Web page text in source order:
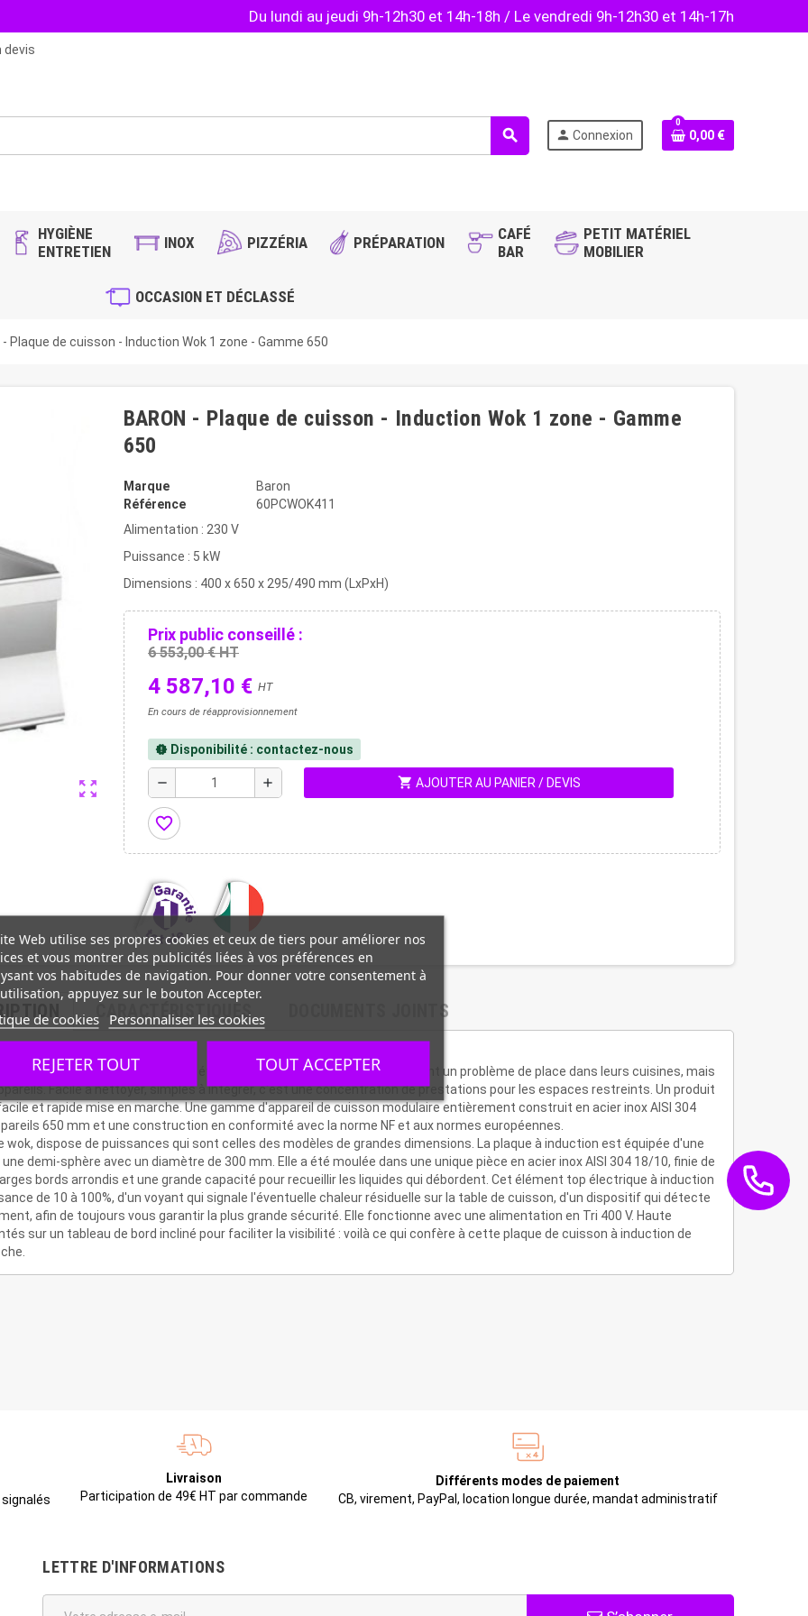
Du lundi au jeudi 9h-12h30 et 14h-18h / Le vendredi 9h-12h30 et 14h-17h
devis
search person Connexion
0
0,00 €
HYGIÈNE
ENTRETIEN
INOX PIZZÉRIA PRÉPARATION
CAFÉ
BAR
PETIT MATÉRIEL
MOBILIER
OCCASION ET DÉCLASSÉ
- Plaque de cuisson - Induction Wok 1 zone - Gamme 650
zoom_out_map
BARON - Plaque de cuisson - Induction Wok 1 zone - Gamme
650
Marque
Baron
Référence
60PCWOK411
Alimentation : 230 V
Puissance : 5 kW
Dimensions : 400 x 650 x 295/490 mm (LxPxH)
Prix public conseillé :
6 553,00 € HT
4 587,10 € HT
En cours de réapprovisionnement
new_releases Disponibilité : contactez-nous
remove add shopping_cart AJOUTER AU PANIER / DEVIS
favorite_border
CARACTÉRISTIQUES DOCUMENTS JOINTS
parti de la Gamme 650, qui a été étudiée pour les professionnels ayant un problème de place dans leurs cuisines, mais
Facile à nettoyer, simples à intégrer, c'est une concentration de prestations pour les espaces restreints. Un produit
et rapide mise en marche. Une gamme d'appareil de cuisson modulaire entièrement construit en acier inox AISI 304
650 mm et une construction en conformité avec la norme NF et aux normes européennes.
dispose de puissances qui sont celles des modèles de grandes dimensions. La plaque à induction est équipée d'une
demi-sphère avec un diamètre de 300 mm. Elle a été moulée dans une unique pièce en acier inox AISI 304 18/10, finie de
bords arrondis et une grande capacité pour recueillir les liquides qui débordent. Cet élément top électrique à induction
de 10 à 100%, d'un voyant qui signale l'éventuelle chaleur résiduelle sur la table de cuisson, d'un dispositif qui détecte
afin de toujours vous garantir la plus grande sécurité. Elle fonctionne avec une alimentation en Tri 400 V. Haute
sur un tableau de bord incliné pour faciliter la visibilité : voilà ce qui confère à cette plaque de cuisson à induction de
Livraison
Participation de 49€ HT par commande
Différents modes de paiement
CB, virement, PayPal, location longue durée, mandat administratif
LETTRE D'INFORMATIONS
Web utilise ses propres cookies et ceux de tiers pour améliorer nos
et vous montrer des publicités liées à vos préférences en
vos habitudes de navigation. Pour donner votre consentement à
appuyez sur le bouton Accepter.
de cookies Personnaliser les cookies
REJETER TOUT TOUT ACCEPTER